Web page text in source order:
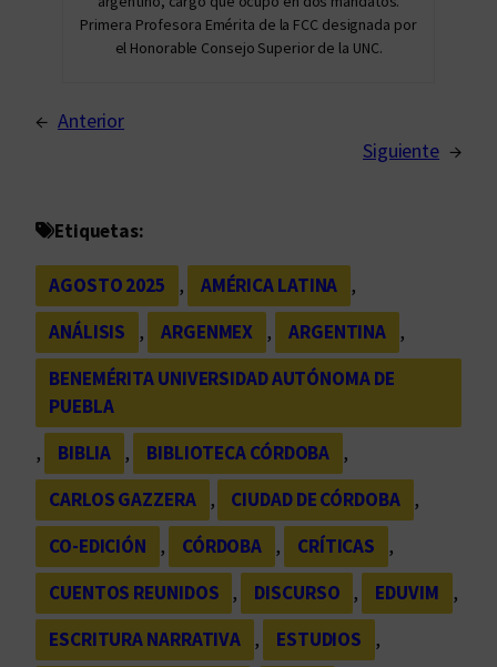
Primera Profesora Emérita de la FCC designada por
el Honorable Consejo Superior de la UNC.
← Anterior
Siguiente →
Etiquetas:
AGOSTO 2025 , AMÉRICA LATINA
,
ANÁLISIS
, ARGENMEX , ARGENTINA
,
BENEMÉRITA UNIVERSIDAD AUTÓNOMA DE
PUEBLA
,
BIBLIA , BIBLIOTECA CÓRDOBA
,
CARLOS GAZZERA
, CIUDAD DE CÓRDOBA
,
CO-EDICIÓN
, CÓRDOBA , CRÍTICAS
,
CUENTOS REUNIDOS
, DISCURSO , EDUVIM
,
ESCRITURA NARRATIVA
, ESTUDIOS
,